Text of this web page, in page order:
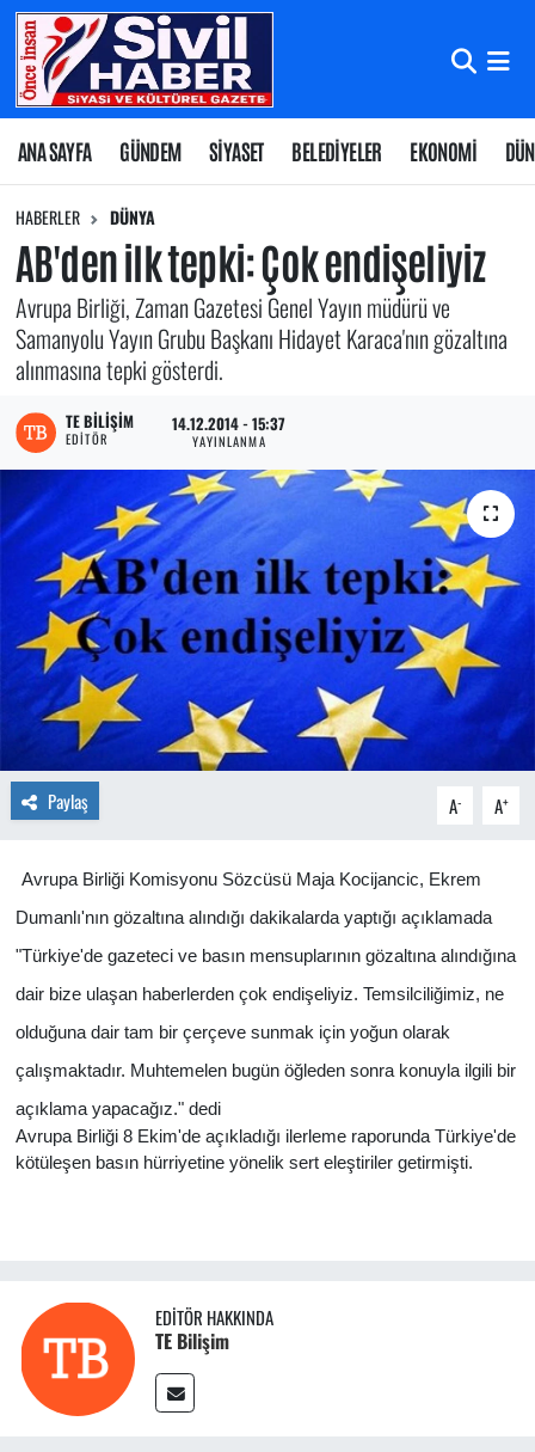
ANA SAYFA GÜNDEM SİYASET BELEDİYELER EKONOMİ
HABERLER DÜNYA
AB'den ilk tepki: Çok endişeliyiz
Avrupa Birliği, Zaman Gazetesi Genel Yayın müdürü ve
Samanyolu Yayın Grubu Başkanı Hidayet Karaca'nın gözaltına
alınmasına tepki gösterdi.
TE BILIŞIM
EDITÖR
14.12.2014 - 15:37
YAYINLANMA
Paylaş A- A+
Avrupa Birliği Komisyonu Sözcüsü Maja Kocijancic, Ekrem
Dumanlı'nın gözaltına alındığı dakikalarda yaptığı açıklamada
"Türkiye'de gazeteci ve basın mensuplarının gözaltına alındığına
dair bize ulaşan haberlerden çok endişeliyiz. Temsilciliğimiz, ne
olduğuna dair tam bir çerçeve sunmak için yoğun olarak
çalışmaktadır. Muhtemelen bugün öğleden sonra konuyla ilgili bir
açıklama yapacağız." dedi
Avrupa Birliği 8 Ekim'de açıkladığı ilerleme raporunda Türkiye'de
kötüleşen basın hürriyetine yönelik sert eleştiriler getirmişti.
EDITÖR HAKKINDA
TE Bilişim
Nöbetçi Eczaneler
Hava Durumu
Namaz Vakitleri
Trafik Durumu
Süper Lig Puan Durumu ve Fikstür
Tüm Manşetler
Son Dakika Haberleri
Haber Arşivi